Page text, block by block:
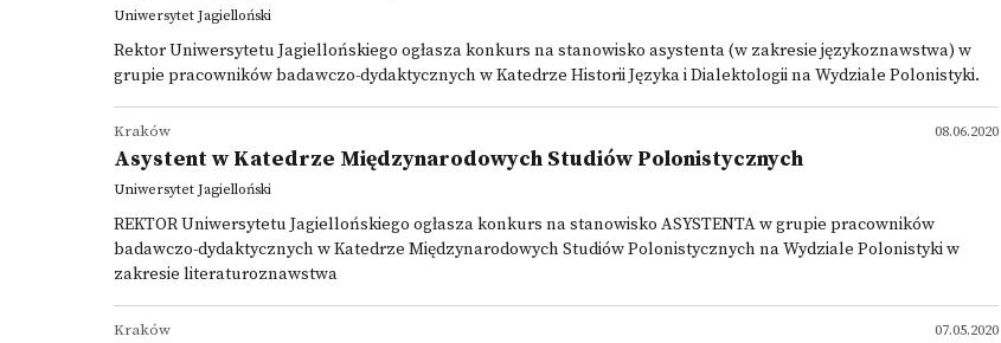
Uniwersytet Jagielloński
Rektor Uniwersytetu Jagiellońskiego ogłasza konkurs na stanowisko asystenta (w zakresie językoznawstwa) w
grupie pracowników badawczo-dydaktycznych w Katedrze Historii Języka i Dialektologii na Wydziale Polonistyki.
08.06.2020
Kraków
Asystent w Katedrze Międzynarodowych Studiów Polonistycznych
Uniwersytet Jagielloński
REKTOR Uniwersytetu Jagiellońskiego ogłasza konkurs na stanowisko ASYSTENTA w grupie pracowników
badawczo-dydaktycznych w Katedrze Międzynarodowych Studiów Polonistycznych na Wydziale Polonistyki w
zakresie literaturoznawstwa
07.05.2020
Kraków